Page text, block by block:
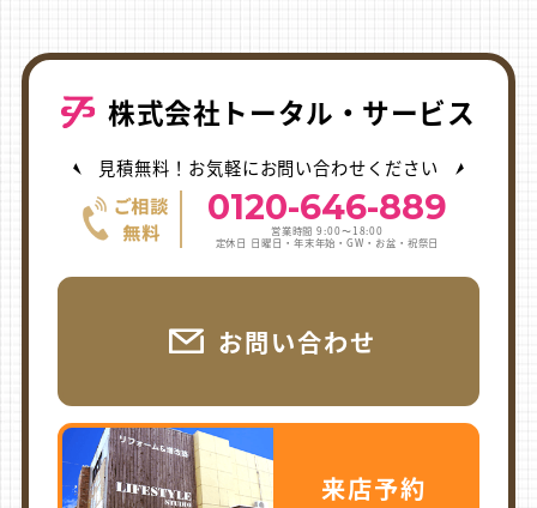
株式会社トータル・サービス
見積無料！お気軽にお問い合わせください
0120-646-889
営業時間 9:00〜18:00
定休日 日曜日・年末年始・GW・お盆・祝祭日
お問い合わせ
来店予約